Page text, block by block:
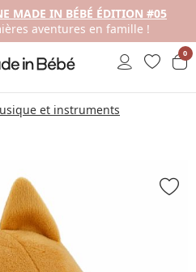
MADE IN BÉBÉ ÉDITION #05
aventures en famille !
0
et instruments